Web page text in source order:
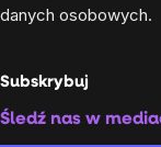
danych osobowych.
Subskrybuj
Śledź nas w